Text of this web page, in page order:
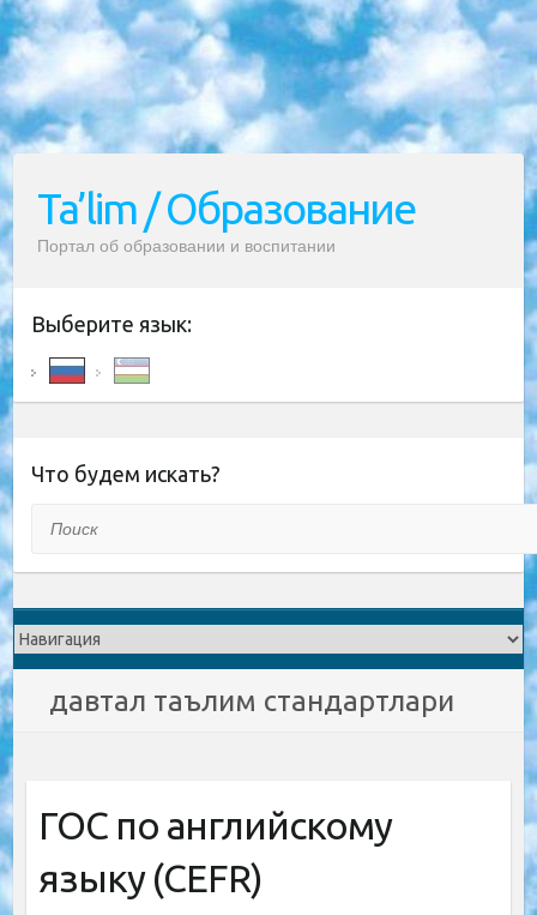
Ta’lim / Образование
Портал об образовании и воспитании
Выберите язык:
Что будем искать?
давтал таълим стандартлари
ГОС по английскому
языку (CEFR)